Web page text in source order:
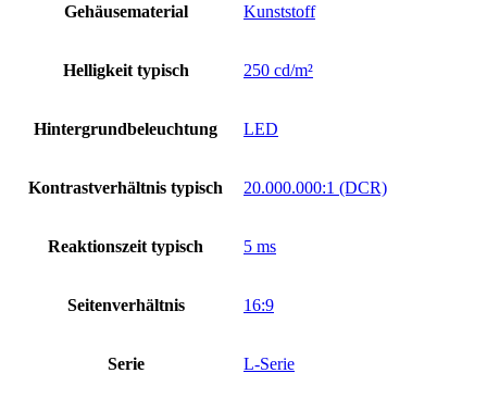
Gehäusematerial Kunststoff
Helligkeit typisch 250 cd/m²
Hintergrundbeleuchtung LED
Kontrastverhältnis typisch 20.000.000:1 (DCR)
Reaktionszeit typisch 5 ms
Seitenverhältnis 16:9
Serie L-Serie